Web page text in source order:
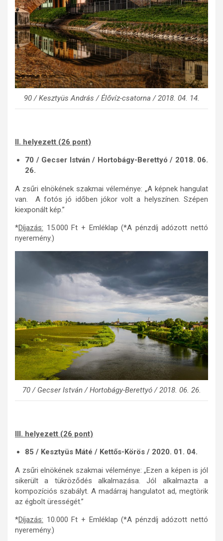
90 / Kesztyüs András / Élővíz-csatorna / 2018. 04. 14.
II. helyezett (26 pont)
70 / Gecser István / Hortobágy-Berettyó / 2018. 06.
26.
A zsűri elnökének szakmai véleménye: „A képnek hangulat
van. A fotós jó időben jókor volt a helyszínen. Szépen
kiexponált kép.”
*Díjazás: 15.000 Ft + Emléklap (*A pénzdíj adózott nettó
nyeremény.)
70 / Gecser István / Hortobágy-Berettyó / 2018. 06. 26.
III. helyezett (26 pont)
85 / Kesztyüs Máté / Kettős-Körös / 2020. 01. 04.
A zsűri elnökének szakmai véleménye: „Ezen a képen is jól
sikerült a tükröződés alkalmazása. Jól alkalmazta a
kompozíciós szabályt. A madárraj hangulatot ad, megtörik
az égbolt ürességét.”
*Díjazás: 10.000 Ft + Emléklap (*A pénzdíj adózott nettó
nyeremény.)